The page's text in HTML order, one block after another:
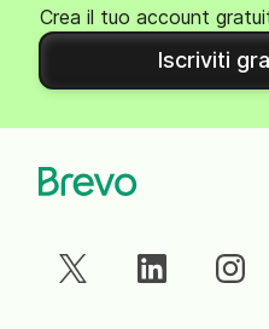
Crea il tuo account
Iscriviti